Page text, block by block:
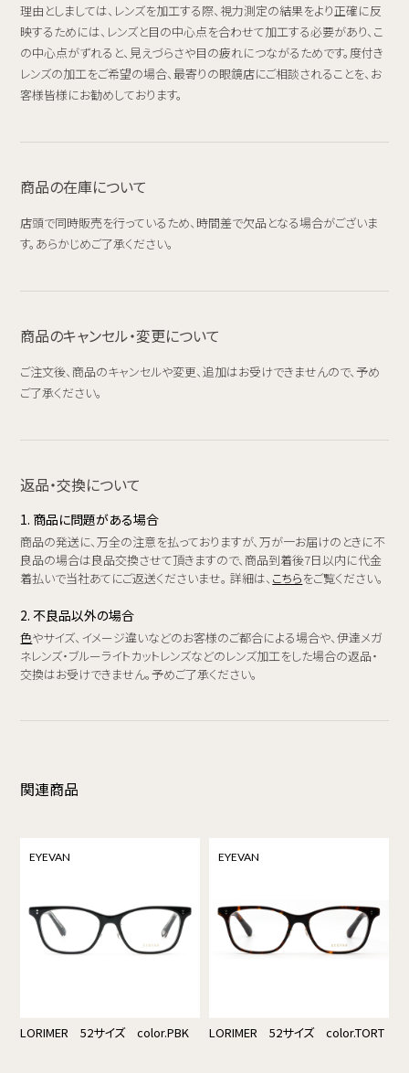
理由としましては、レンズを加工する際、視力測定の結果をより正確に反
映するためには、レンズと目の中心点を合わせて加工する必要があり、こ
の中心点がずれると、見えづらさや目の疲れにつながるためです。度付き
レンズの加工をご希望の場合、最寄りの眼鏡店にご相談されることを、お
客様皆様にお勧めしております。
商品の在庫について
店頭で同時販売を行っているため、時間差で欠品となる場合がございま
す。あらかじめご了承ください。
商品のキャンセル・変更について
ご注文後、商品のキャンセルや変更、追加はお受けできませんので、予め
ご了承ください。
返品・交換について
1. 商品に問題がある場合
商品の発送に、万全の注意を払っておりますが、万が一お届けのときに不
良品の場合は良品交換させて頂きますので、商品到着後7日以内に代金
着払いで当社あてにご返送くださいませ。 詳細は、 こちらをご覧ください。
2. 不良品以外の場合
色やサイズ、イメージ違いなどのお客様のご都合による場合や、伊達メガ
ネレンズ・ブルーライトカットレンズなどのレンズ加工をした場合の返品・
交換はお受けできません。予めご了承ください。
関連商品
EYEVAN
LORIMER 52サイズ color.PBK
EYEVAN
LORIMER 52サイズ color.TORT